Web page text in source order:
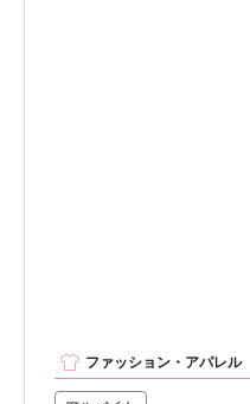
ファッション・アパレル